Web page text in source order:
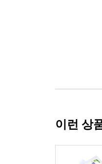
이런 상